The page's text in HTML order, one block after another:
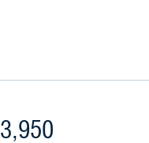
3,950